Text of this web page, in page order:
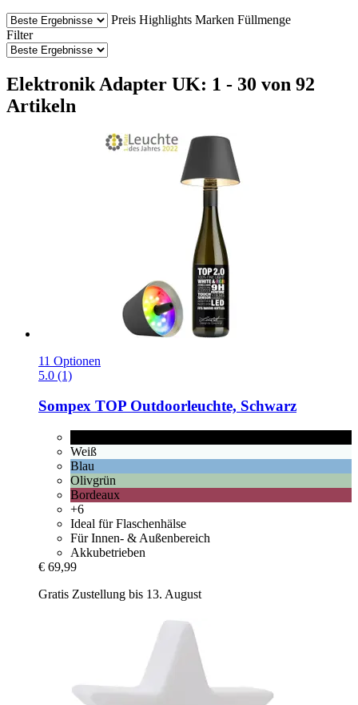
Preis Highlights Marken Füllmenge
Filter
Elektronik Adapter UK: 1 - 30 von 92
Artikeln
11 Optionen
5.0 (1)
Sompex TOP Outdoorleuchte, Schwarz
Weiß
Blau
Olivgrün
Bordeaux
+6
Ideal für Flaschenhälse
Für Innen- & Außenbereich
Akkubetrieben
€ 69,99
Gratis Zustellung bis 13. August